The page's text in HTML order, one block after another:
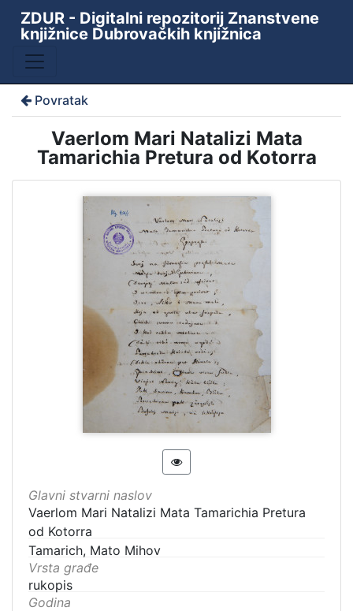
ZDUR - Digitalni repozitorij Znanstvene
knjižnice Dubrovačkih knjižnica
Povratak
Vaerlom Mari Natalizi Mata
Tamarichia Pretura od Kotorra
Glavni stvarni naslov
Vaerlom Mari Natalizi Mata Tamarichia Pretura
od Kotorra
Tamarich, Mato Mihov
Vrsta građe
rukopis
Godina